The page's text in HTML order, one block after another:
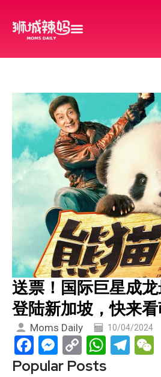
送票！国际巨星成
登陆新加坡，快来
Moms Daily 10/04/2024
Facebook
Messenger
Copy
Link
Popular Posts